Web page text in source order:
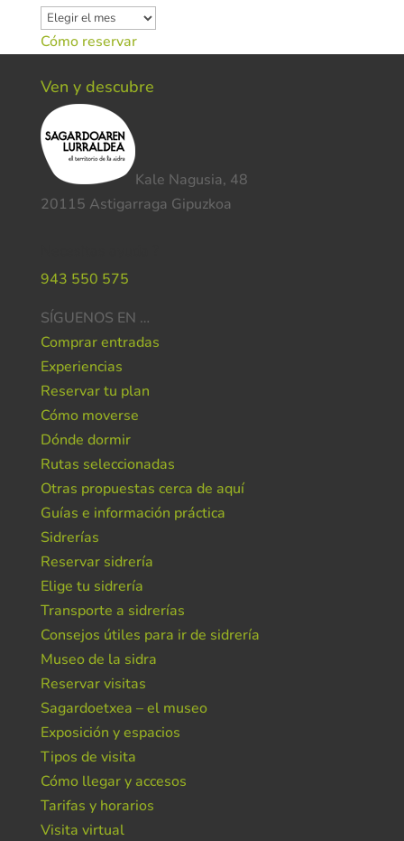
Archivos
Cómo reservar
Ven y descubre
Kale Nagusia, 48
20115 Astigarraga Gipuzkoa
943 550 575
SÍGUENOS EN …
Comprar entradas
Experiencias
Reservar tu plan
Cómo moverse
Dónde dormir
Rutas seleccionadas
Otras propuestas cerca de aquí
Guías e información práctica
Sidrerías
Reservar sidrería
Elige tu sidrería
Transporte a sidrerías
Consejos útiles para ir de sidrería
Museo de la sidra
Reservar visitas
Sagardoetxea – el museo
Exposición y espacios
Tipos de visita
Cómo llegar y accesos
Tarifas y horarios
Visita virtual